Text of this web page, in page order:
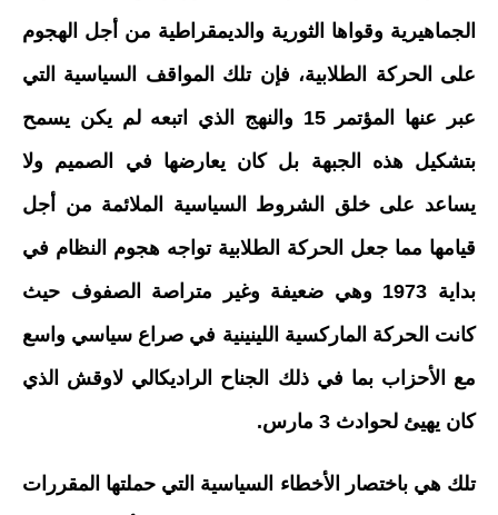
الجماهيرية وقواها الثورية والديمقراطية من أجل الهجوم
على الحركة الطلابية، فإن تلك المواقف السياسية التي
عبر عنها المؤتمر 15 والنهج الذي اتبعه لم يكن يسمح
بتشكيل هذه الجبهة بل كان يعارضها في الصميم ولا
يساعد على خلق الشروط السياسية الملائمة من أجل
قيامها مما جعل الحركة الطلابية تواجه هجوم النظام في
بداية 1973 وهي ضعيفة وغير متراصة الصفوف حيث
كانت الحركة الماركسية اللينينية في صراع سياسي واسع
مع الأحزاب بما في ذلك الجناح الراديكالي لاوقش الذي
كان يهيئ لحوادث 3 مارس.
تلك هي باختصار الأخطاء السياسية التي حملتها المقررات